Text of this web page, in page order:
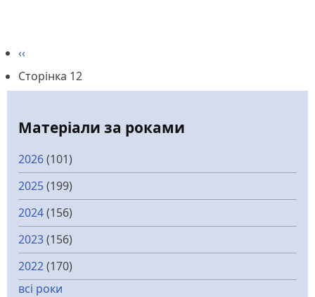
на
Попередня
сторінка
‹‹
Сторінка 12
Матеріали за роками
2026(101)
2025(199)
2024(156)
2023(156)
2022(170)
всі роки